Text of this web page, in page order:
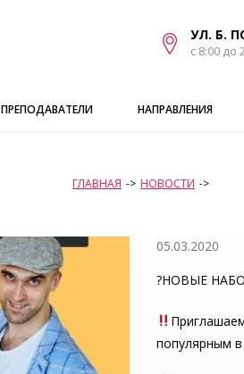
УЛ. Б.
с 8:00 до
ПРЕПОДАВАТЕЛИ НАПРАВЛЕНИЯ
ГЛАВНАЯ -> НОВОСТИ ->
05.03.2020
?НОВЫЕ
популярным